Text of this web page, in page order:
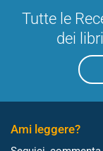
Tutte le
dei
Ami leggere?